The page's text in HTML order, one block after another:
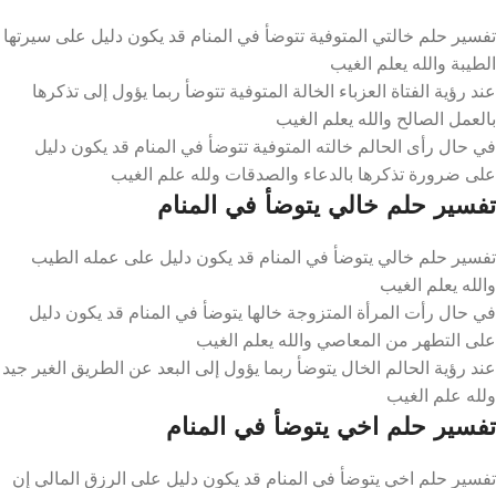
تفسير حلم خالتي المتوفية تتوضأ في المنام قد يكون دليل على سيرتها
الطيبة والله يعلم الغيب
عند رؤية الفتاة العزباء الخالة المتوفية تتوضأ ربما يؤول إلى تذكرها
بالعمل الصالح والله يعلم الغيب
في حال رأى الحالم خالته المتوفية تتوضأ في المنام قد يكون دليل
على ضرورة تذكرها بالدعاء والصدقات ولله علم الغيب
تفسير حلم خالي يتوضأ في المنام
تفسير حلم خالي يتوضأ في المنام قد يكون دليل على عمله الطيب
والله يعلم الغيب
في حال رأت المرأة المتزوجة خالها يتوضأ في المنام قد يكون دليل
على التطهر من المعاصي والله يعلم الغيب
عند رؤية الحالم الخال يتوضأ ربما يؤول إلى البعد عن الطريق الغير جيد
ولله علم الغيب
تفسير حلم اخي يتوضأ في المنام
تفسير حلم اخي يتوضأ في المنام قد يكون دليل على الرزق المالي إن